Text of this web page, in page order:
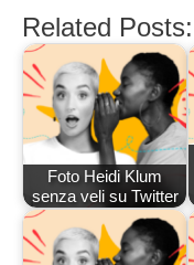
Related Posts:
Foto Heidi Klum
senza veli su Twitter